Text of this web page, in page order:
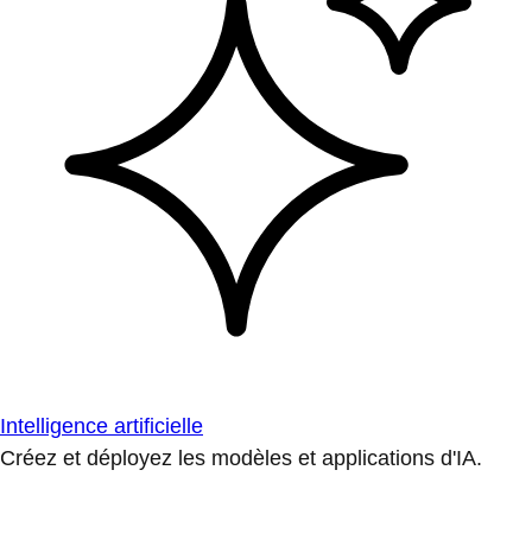
Intelligence artificielle
Créez et déployez les modèles et applications d'IA.